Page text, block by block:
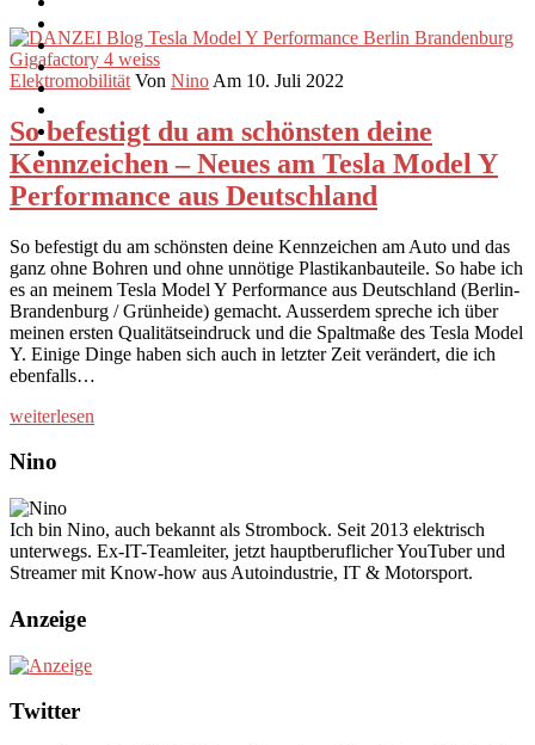
Elektromobilität Von Nino Am 10. Juli 2022
So befestigt du am schönsten deine
Kennzeichen – Neues am Tesla Model Y
Performance aus Deutschland
So befestigt du am schönsten deine Kennzeichen am Auto und das
ganz ohne Bohren und ohne unnötige Plastikanbauteile. So habe ich
es an meinem Tesla Model Y Performance aus Deutschland (Berlin-
Brandenburg / Grünheide) gemacht. Ausserdem spreche ich über
meinen ersten Qualitätseindruck und die Spaltmaße des Tesla Model
Y. Einige Dinge haben sich auch in letzter Zeit verändert, die ich
ebenfalls…
weiterlesen
Nino
Ich bin Nino, auch bekannt als Strombock. Seit 2013 elektrisch
unterwegs. Ex-IT-Teamleiter, jetzt hauptberuflicher YouTuber und
Streamer mit Know-how aus Autoindustrie, IT & Motorsport.
Anzeige
Twitter